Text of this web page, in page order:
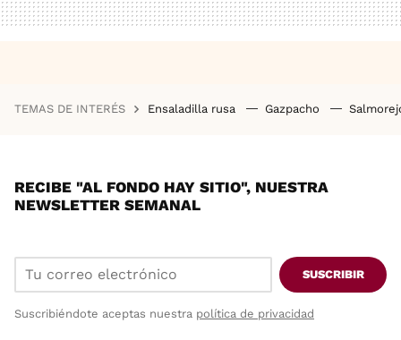
TEMAS DE INTERÉS Ensaladilla rusa Gazpacho
RECIBE "AL FONDO HAY SITIO", NUESTRA
NEWSLETTER SEMANAL
SUSCRIBIR
Suscribiéndote aceptas nuestra política de privacidad